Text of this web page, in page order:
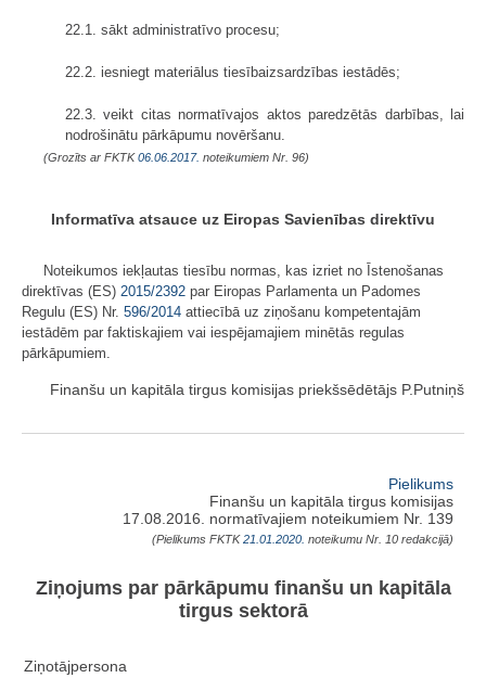
22.1. sākt administratīvo procesu;
22.2. iesniegt materiālus tiesībaizsardzības iestādēs;
22.3. veikt citas normatīvajos aktos paredzētās darbības, lai
nodrošinātu pārkāpumu novēršanu.
(Grozīts ar FKTK06.06.2017. noteikumiem Nr. 96)
Informatīva atsauce uz Eiropas Savienības direktīvu
Noteikumos iekļautas tiesību normas, kas izriet no Īstenošanas
direktīvas (ES) 2015/2392 par Eiropas Parlamenta un Padomes
Regulu (ES) Nr. 596/2014 attiecībā uz ziņošanu kompetentajām
iestādēm par faktiskajiem vai iespējamajiem minētās regulas
pārkāpumiem.
Finanšu un kapitāla tirgus komisijas priekšsēdētājs P.Putniņš
Pielikums
Finanšu un kapitāla tirgus komisijas
17.08.2016. normatīvajiem noteikumiem Nr. 139
(Pielikums FKTK21.01.2020. noteikumu Nr. 10 redakcijā)
Ziņojums par pārkāpumu finanšu un kapitāla
tirgus sektorā
Ziņotājpersona